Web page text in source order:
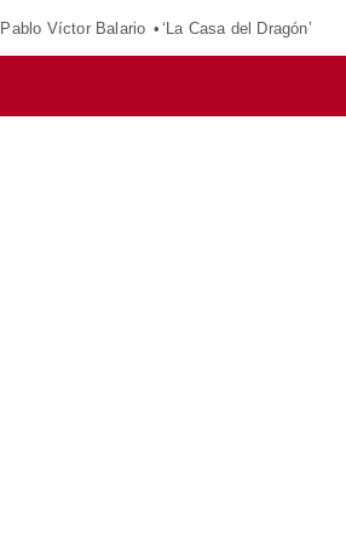
Pablo Víctor Balario ‘La Casa del Dragón’